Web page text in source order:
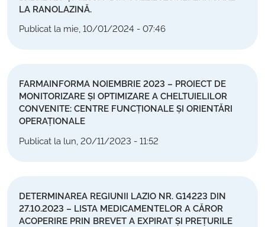
LA RANOLAZINĂ.
Publicat la mie, 10/01/2024 - 07:46
FARMAINFORMA NOIEMBRIE 2023 – PROIECT DE
MONITORIZARE ȘI OPTIMIZARE A CHELTUIELILOR
CONVENITE: CENTRE FUNCȚIONALE ȘI ORIENTĂRI
OPERAȚIONALE
Publicat la lun, 20/11/2023 - 11:52
DETERMINAREA REGIUNII LAZIO NR. G14223 DIN
27.10.2023 – LISTA MEDICAMENTELOR A CĂROR
ACOPERIRE PRIN BREVET A EXPIRAT ȘI PREȚURILE